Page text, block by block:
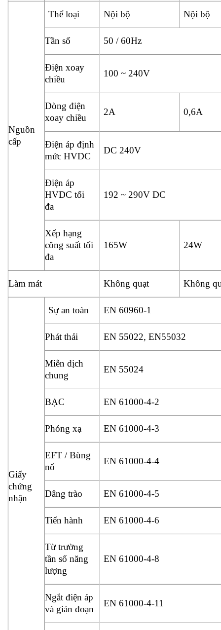
Nguồn
cấp
Thể loại Nội bộ Nội bộ
Tần số 50 / 60Hz
Điện xoay
chiều
100 ~ 240V
Dòng điện
xoay chiều
2A 0,6A
Điện áp định
mức HVDC
DC 240V
Điện áp
HVDC tối
đa
192 ~ 290V DC
Xếp hạng
công suất tối
đa
165W 24W
Làm mát Không quạt Không
Giấy
chứng
nhận
Sự an toàn EN 60960-1
Phát thải EN 55022, EN55032
Miễn dịch
chung
EN 55024
BẠC EN 61000-4-2
Phóng xạ EN 61000-4-3
EFT / Bùng
nổ
EN 61000-4-4
Dâng trào EN 61000-4-5
Tiến hành EN 61000-4-6
Từ trường
tần số năng
lượng
EN 61000-4-8
Ngắt điện áp
và gián đoạn
EN 61000-4-11